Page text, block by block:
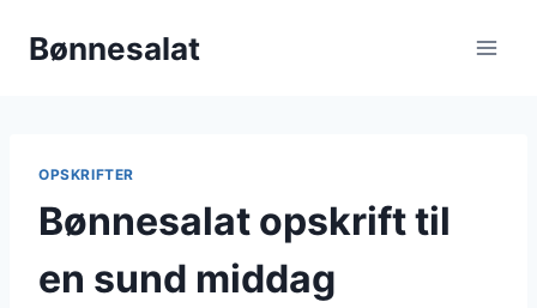
Bønnesalat
OPSKRIFTER
Bønnesalat opskrift til
en sund middag